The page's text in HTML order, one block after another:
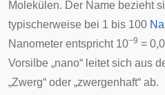
Molekülen. Der Name bezieht
typischerweise bei 1 bis 100
Nanometer entspricht 10−9 =
Vorsilbe „nano“ leitet sich aus
„Zwerg“ oder „zwergenhaft“ ab.